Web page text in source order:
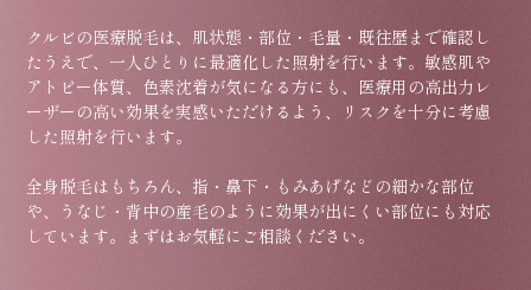
クルビの医療脱毛は、肌状態・部位・毛量・既往歴まで確認し
たうえで、一人ひとりに最適化した照射を行います。敏感肌や
アトピー体質、色素沈着が気になる方にも、医療用の高出力レ
ーザーの高い効果を実感いただけるよう、リスクを十分に考慮
した照射を行います。
全身脱毛はもちろん、指・鼻下・もみあげなどの細かな部位
や、うなじ・背中の産毛のように効果が出にくい部位にも対応
しています。まずはお気軽にご相談ください。